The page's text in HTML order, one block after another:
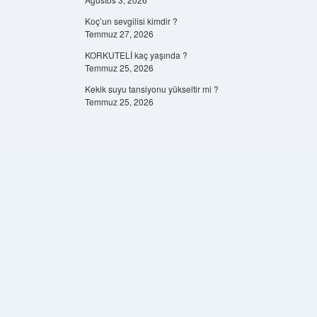
Koç’un sevgilisi kimdir ?
Temmuz 27, 2026
KORKUTELİ kaç yaşında ?
Temmuz 25, 2026
Kekik suyu tansiyonu yükseltir mi ?
Temmuz 25, 2026